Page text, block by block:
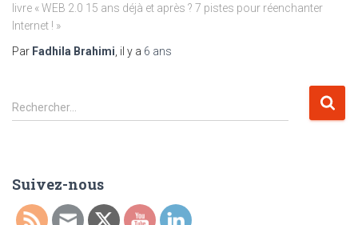
livre « WEB 2.0 15 ans déjà et après ? 7 pistes pour réenchanter
Internet ! »
Par Fadhila Brahimi , il y a 6 ans
R
e
r
Rechercher…
Suivez-nous